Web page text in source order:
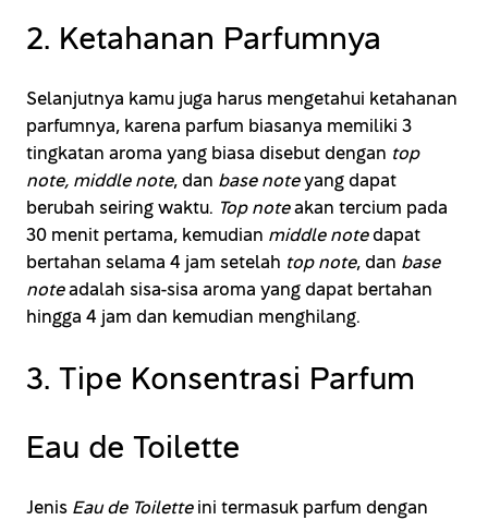
2. Ketahanan Parfumnya
Selanjutnya kamu juga harus mengetahui ketahanan
parfumnya, karena parfum biasanya memiliki 3
tingkatan aroma yang biasa disebut dengan top
note, middle note, dan base noteyang dapat
berubah seiring waktu. Top noteakan tercium pada
30 menit pertama, kemudian middle notedapat
bertahan selama 4 jam setelah top note, dan base
noteadalah sisa-sisa aroma yang dapat bertahan
hingga 4 jam dan kemudian menghilang.
3. Tipe Konsentrasi Parfum
Eau de Toilette
Jenis Eau de Toiletteini termasuk parfum dengan